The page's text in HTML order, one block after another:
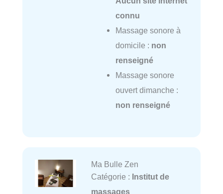
connu
Massage sonore à
domicile : non
renseigné
Massage sonore
ouvert dimanche :
non renseigné
Ma Bulle Zen
Catégorie : Institut de
massages